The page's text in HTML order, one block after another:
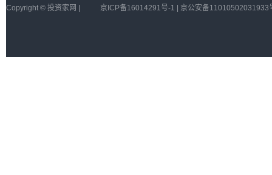
Copyright © 投资家网 | 京ICP备16014291号-1 | 京公安备11010502031933